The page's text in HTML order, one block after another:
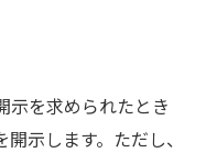
示を求められたとき
示します。ただし、